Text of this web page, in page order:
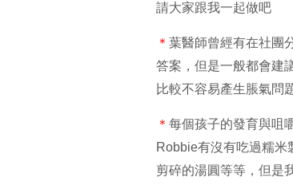
請大家跟我一起做吧
＊ 葉醫師曾經有在社團
答案，但是一般都會建
比較不容易產生脹氣問
＊ 每個孩子的發育與咀
Robbie有沒有吃過糯米
剪碎的湯圓等等，但是